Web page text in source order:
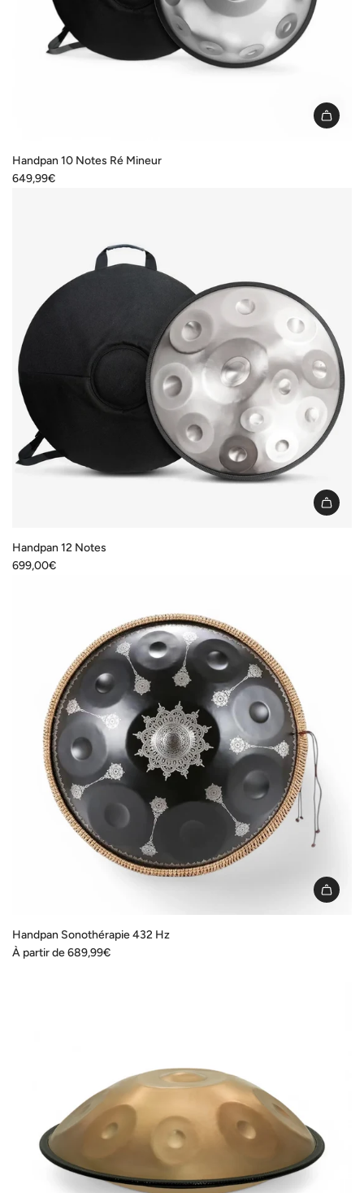
Handpan 10 Notes Ré Mineur
649,99€
Handpan 12 Notes
699,00€
Handpan Sonothérapie 432 Hz
À partir de689,99€